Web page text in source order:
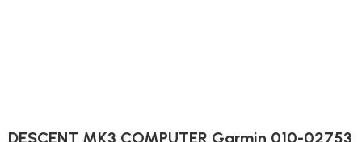
DESCENT MK3 COMPUTER Garmin 010-02753